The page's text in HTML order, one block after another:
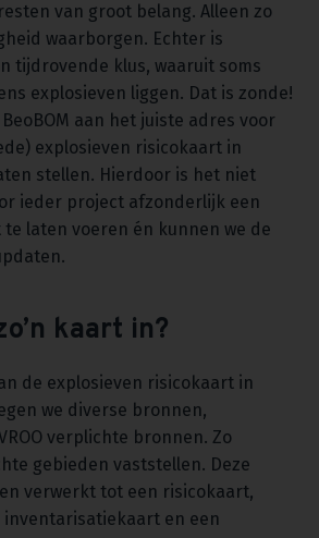
van groot belang. Alleen zo
waarborgen. Echter is
tijdrovende klus, waaruit soms
explosieven liggen. Dat is zonde!
aan het juiste adres voor
explosieven risicokaart in
stellen. Hierdoor is het niet
ieder project afzonderlijk een
laten voeren én kunnen we de
kaart in?
de explosieven risicokaart in
we diverse bronnen,
verplichte bronnen. Zo
gebieden vaststellen. Deze
verwerkt tot een risicokaart,
inventarisatiekaart en een